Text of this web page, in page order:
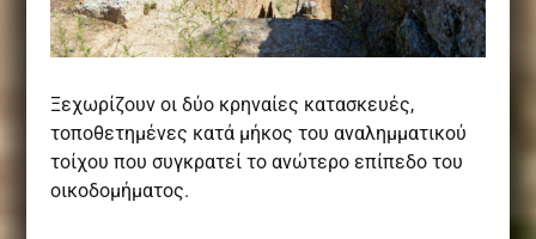
Ξεχωρίζουν οι δύο κρηναίες κατασκευές,
τοποθετημένες κατά μήκος του αναλημματικού
τοίχου που συγκρατεί το ανώτερο επίπεδο του
οικοδομήματος.